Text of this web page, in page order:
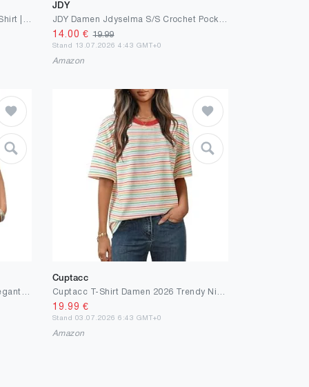
JDY
14.00 €19.99
Stand 13.07.2026 4:43 GMT+0
Amazon
Cuptacc
19.99 €
Stand 03.07.2026 6:43 GMT+0
Amazon